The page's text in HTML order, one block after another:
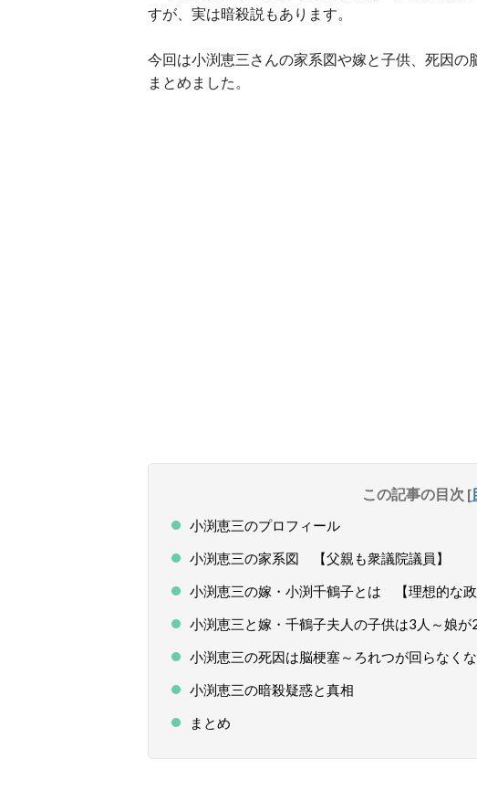
すが、実は暗殺説もあります。
今回は小渕恵三さんの家系図や嫁と子供、死因
まとめました。
この記事の目次 [
小渕恵三のプロフィール
小渕恵三の家系図 【父親も衆議院議員】
小渕恵三の嫁・小渕千鶴子とは 【理想的な政
小渕恵三と嫁・千鶴子夫人の子供は3人～娘が
小渕恵三の死因は脳梗塞～ろれつが回らなく
小渕恵三の暗殺疑惑と真相
まとめ